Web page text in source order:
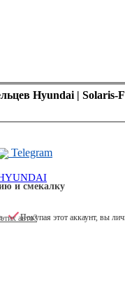
Hyundai | Solaris-
Telegram
и смекалку
авто?
Покупая этот аккаунт, вы